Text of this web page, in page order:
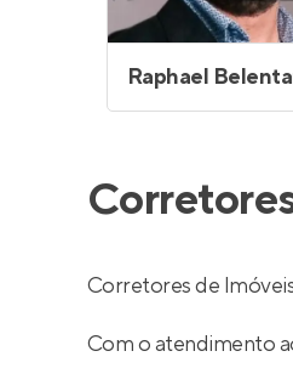
Corretores de
Com o atendimento